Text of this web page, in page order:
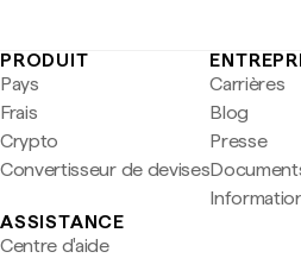
PRODUIT
Pays
Frais
Crypto
Convertisseur de devises
Carrières
Blog
Presse
ASSISTANCE
Centre d'aide